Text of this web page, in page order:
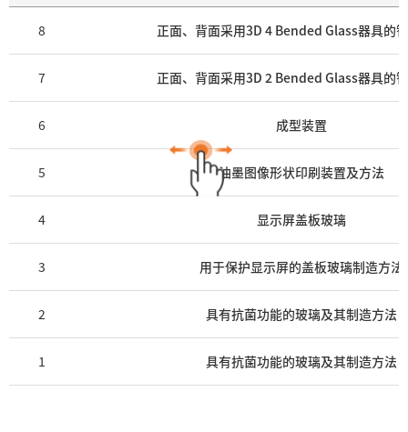
8 正面、背面采用3D 4 Bended Glass器具的
7 正面、背面采用3D 2 Bended Glass器具的
6 成型装置
5 油墨图像形状印刷装置及方法
4 显示屏盖板玻璃
3 用于保护显示屏的盖板玻璃制造方法
2 具有抗菌功能的玻璃及其制造方法
1 具有抗菌功能的玻璃及其制造方法